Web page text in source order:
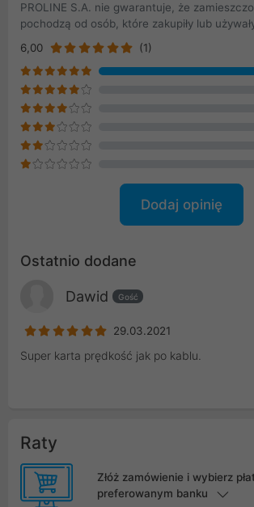
PROLINE S.A. nie gwarantuje, że
pochodzą od osób, które zakupiły lub
6,00
(1)
Dodaj opinię
Ostatnio dodane
Dawid Gość
29.03.2021
Super karta prędkość jak po kablu.
Raty
Złóż zamówienie i wybierz
preferowanym banku